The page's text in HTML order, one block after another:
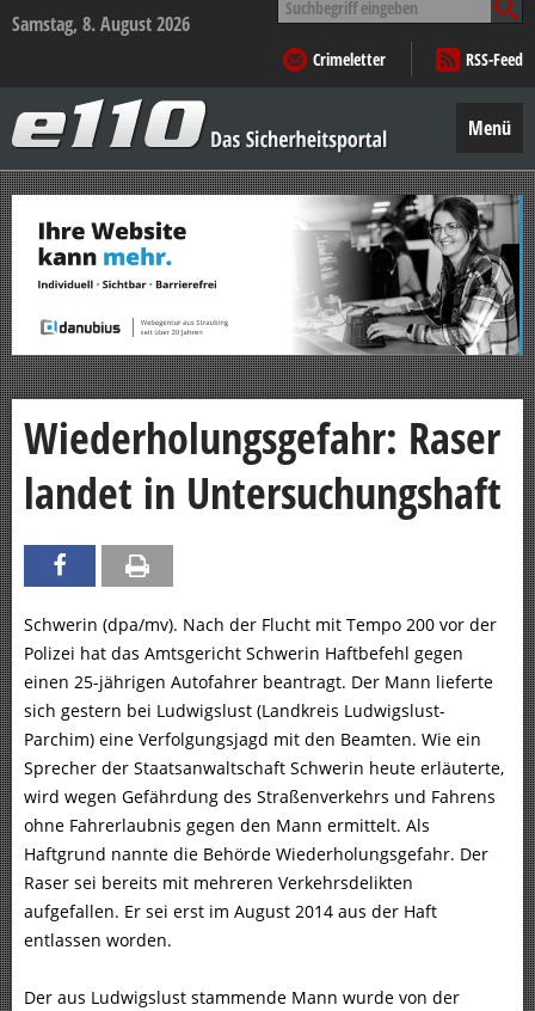
Samstag, 8. August 2026
nach:
Crimeletter
RSS-Feed
–
Das
Sicherheitsportal
Menü
Zum
Inhalt
springen
Wiederholungsgefahr: Raser
landet in Untersuchungshaft
Schwerin (dpa/mv). Nach der Flucht mit Tempo 200 vor der
Polizei hat das Amtsgericht Schwerin Haftbefehl gegen
einen 25-jährigen Autofahrer beantragt. Der Mann lieferte
sich gestern bei Ludwigslust (Landkreis Ludwigslust-
Parchim) eine Verfolgungsjagd mit den Beamten. Wie ein
Sprecher der Staatsanwaltschaft Schwerin heute erläuterte,
wird wegen Gefährdung des Straßenverkehrs und Fahrens
ohne Fahrerlaubnis gegen den Mann ermittelt. Als
Haftgrund nannte die Behörde Wiederholungsgefahr. Der
Raser sei bereits mit mehreren Verkehrsdelikten
aufgefallen. Er sei erst im August 2014 aus der Haft
entlassen worden.
Der aus Ludwigslust stammende Mann wurde von der